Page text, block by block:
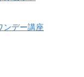
ンデー講座